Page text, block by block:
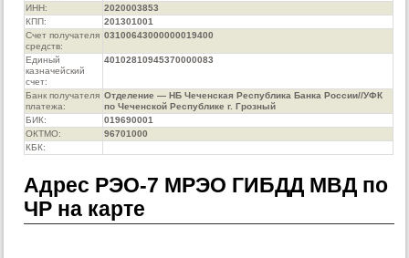
ИНН:
2020003853
КПП:
201301001
Счет получателя
средств:
03100643000000019400
Единый
казначейский
счет:
40102810945370000083
Банк получателя
платежа:
Отделение — НБ Чеченская Республика Банка России//УФК
по Чеченской Республике г. Грозный
БИК:
019690001
ОКТМО:
96701000
КБК:
Адрес РЭО-7 МРЭО ГИБДД МВД по
ЧР на карте